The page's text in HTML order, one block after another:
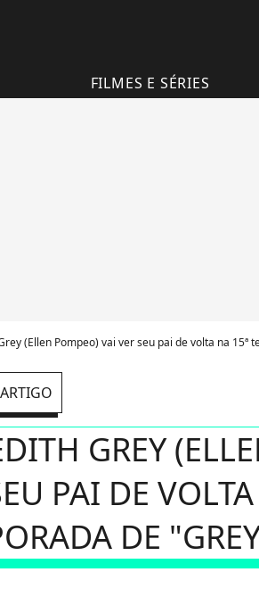
FILMES E SÉRIES
(Ellen Pompeo) vai ver seu pai de volta na 15ª
GREY
PAI DE
DE